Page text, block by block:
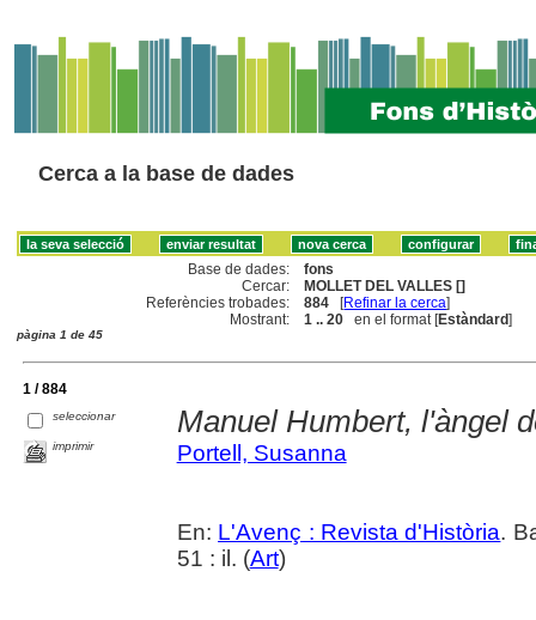
Cerca a la base de dades
Base de dades:
fons
Cercar:
MOLLET DEL VALLES []
Referències trobades:
884 [Refinar la cerca]
Mostrant:
1 .. 20 en el format [Estàndard]
pàgina 1 de 45
1 / 884
seleccionar
imprimir
Manuel Humbert, l'àngel
Portell, Susanna
En: L'Avenç : Revista d'Història.
51 : il. (Art)